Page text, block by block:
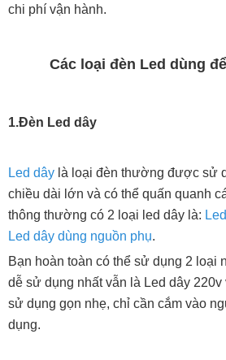
chi phí vận hành.
Các loại đèn Led dùng
1.Đèn Led dây
Led dây là loại đèn thường được sử
chiều dài lớn và có thể quấn quanh
thông thường có 2 loại led dây là:
Led dây dùng nguồn phụ.
Bạn hoàn toàn có thể sử dụng 2 loại
dễ sử dụng nhất vẫn là Led dây
sử dụng gọn nhẹ, chỉ cần cắm vào
dụng.